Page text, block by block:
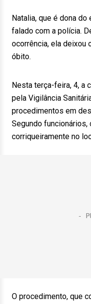
Natalia, que é dona
falado com a polícia.
ocorrência, ela deixou
óbito.
Nesta terça-feira, 4, a
pela Vigilância
procedimentos em
Segundo funcionários,
corriqueiramente no
O procedimento, que